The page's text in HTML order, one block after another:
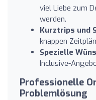
viel Liebe zum
werden.
Kurztrips und
knappen
Spezielle
Inclusive-
Professionelle
Problemlösung